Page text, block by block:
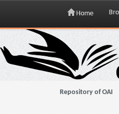
Skip
navigation
Home
Repository of OAI